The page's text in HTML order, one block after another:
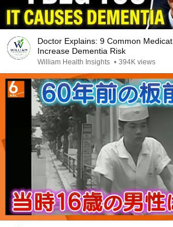
Doctor Explains: 9 Common
Increase Dementia Risk
William Health Insights • 394K views